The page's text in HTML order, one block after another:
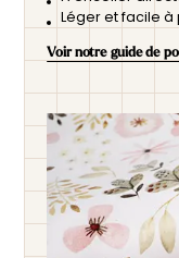
Léger et facile à
Voir notre guide de